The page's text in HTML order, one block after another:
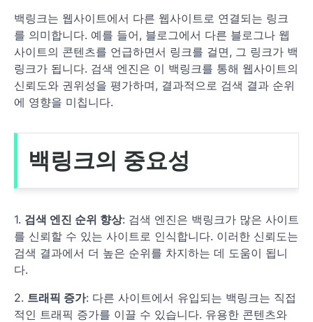
백링크는 웹사이트에서 다른 웹사이트로 연결되는 링크
를 의미합니다. 예를 들어, 블로그에서 다른 블로그나 웹
사이트의 콘텐츠를 언급하면서 링크를 걸면, 그 링크가 백
링크가 됩니다. 검색 엔진은 이 백링크를 통해 웹사이트의
신뢰도와 권위성을 평가하며, 결과적으로 검색 결과 순위
에 영향을 미칩니다.
백링크의 중요성
1. 검색 엔진 순위 향상: 검색 엔진은 백링크가 많은 사이트
를 신뢰할 수 있는 사이트로 인식합니다. 이러한 신뢰도는
검색 결과에서 더 높은 순위를 차지하는 데 도움이 됩니
다.
2. 트래픽 증가: 다른 사이트에서 유입되는 백링크는 직접
적인 트래픽 증가를 이끌 수 있습니다. 유용한 콘텐츠와